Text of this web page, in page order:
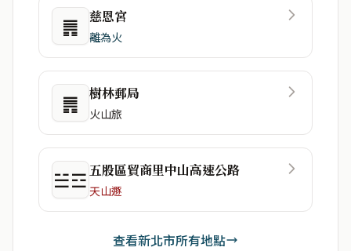
䷠ 慈恩宮
離為火
䷠ 樹林郵局
火山旅
☱☲ 五股區貿商里中山高速公路
天山遯
查看新北市所有地點